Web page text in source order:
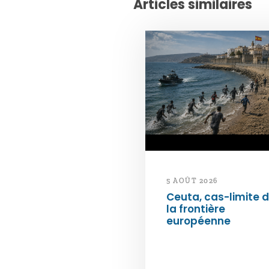
Articles similaires
5 AOÛT 2026
Ceuta, cas-limite
la frontière
européenne